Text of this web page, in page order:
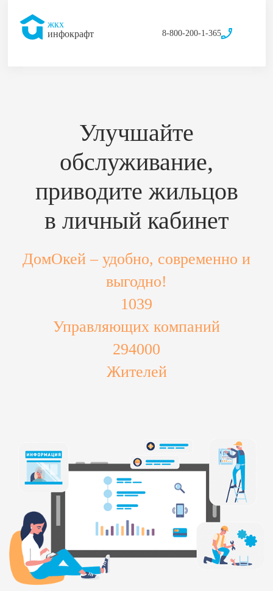
жкх
инфокрафт
8-800-200-1-365
Улучшайте
обслуживание,
приводите жильцов
в личный кабинет
ДомОкей – удобно, современно и
выгодно!
1039
Управляющих компаний
294000
Жителей